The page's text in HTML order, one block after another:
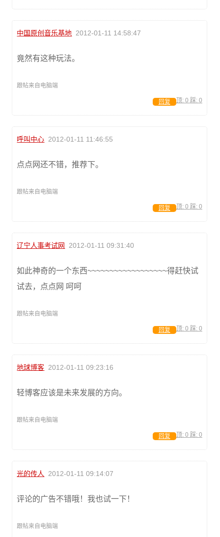
中国原创音乐基地 2012-01-11 14:58:47
竟然有这种玩法。
跟帖来自电脑端
顶: 0 踩: 0
回复
呼叫中心 2012-01-11 11:46:55
点点网还不错，推荐下。
跟帖来自电脑端
顶: 0 踩: 0
回复
辽宁人事考试网 2012-01-11 09:31:40
如此神奇的一个东西~~~~~~~~~~~~~~~~~~得赶快试
试去，点点网 呵呵
跟帖来自电脑端
顶: 0 踩: 0
回复
地球博客 2012-01-11 09:23:16
轻博客应该是未来发展的方向。
跟帖来自电脑端
顶: 0 踩: 0
回复
光的传人 2012-01-11 09:14:07
评论的广告不错哦！我也试一下！
跟帖来自电脑端